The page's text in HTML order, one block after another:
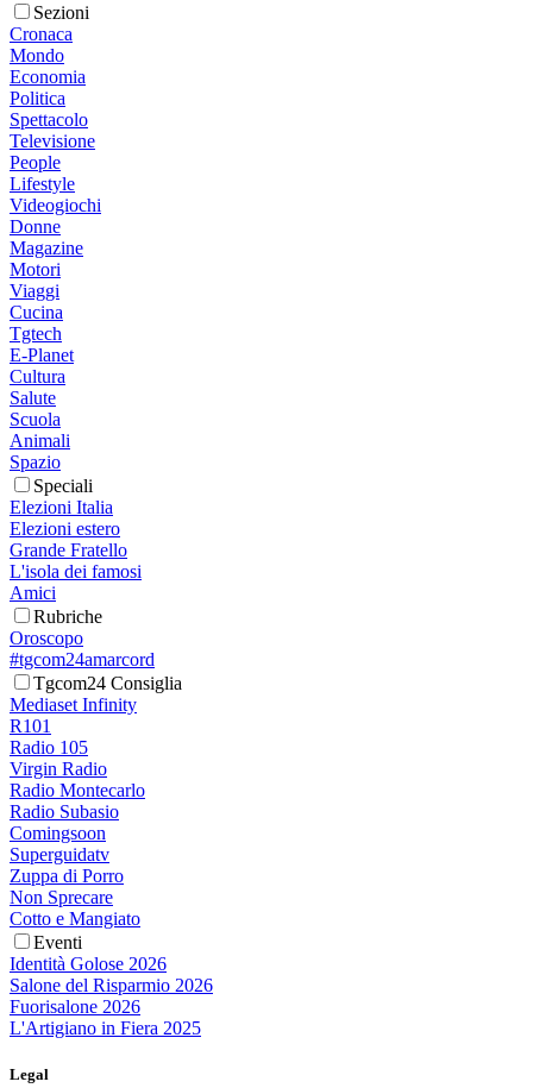
Sezioni
Cronaca
Mondo
Economia
Politica
Spettacolo
Televisione
People
Lifestyle
Videogiochi
Donne
Magazine
Motori
Viaggi
Cucina
Tgtech
E-Planet
Cultura
Salute
Scuola
Animali
Spazio
Speciali
Elezioni Italia
Elezioni estero
Grande Fratello
L'isola dei famosi
Amici
Rubriche
Oroscopo
#tgcom24amarcord
Tgcom24 Consiglia
Mediaset Infinity
R101
Radio 105
Virgin Radio
Radio Montecarlo
Radio Subasio
Comingsoon
Superguidatv
Zuppa di Porro
Non Sprecare
Cotto e Mangiato
Eventi
Identità Golose 2026
Salone del Risparmio 2026
Fuorisalone 2026
L'Artigiano in Fiera 2025
Legal